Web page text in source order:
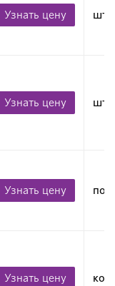
Узнать цену шт
Узнать цену шт
Узнать цену
Узнать цену